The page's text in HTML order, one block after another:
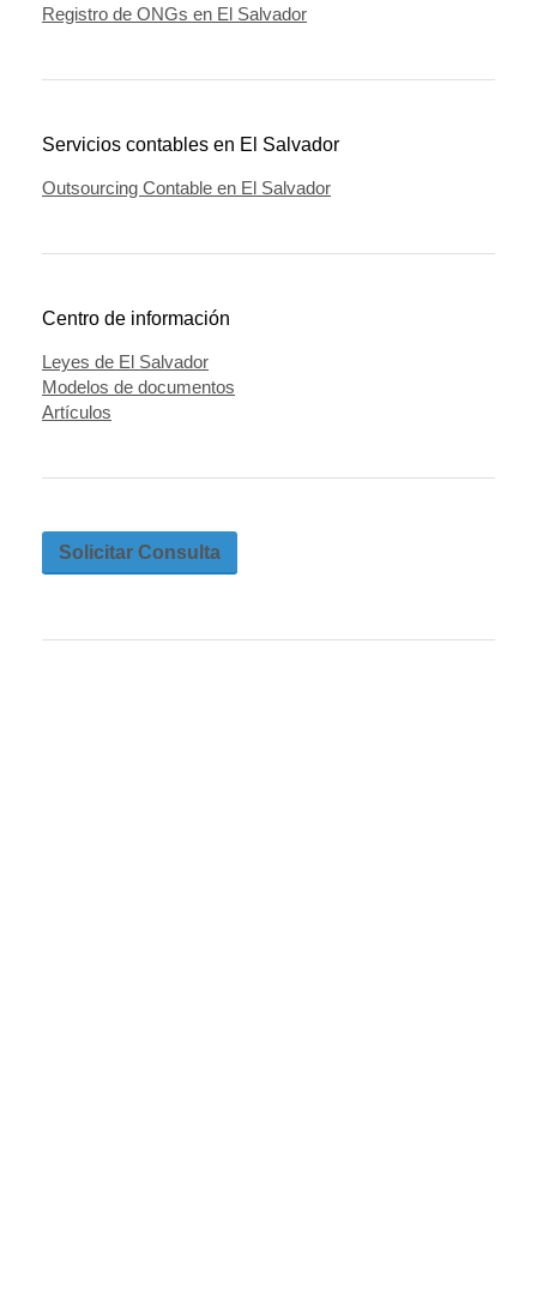
Registro de ONGs en El Salvador
Servicios contables en El Salvador
Outsourcing Contable en El Salvador
Centro de información
Leyes de El Salvador
Modelos de documentos
Artículos
Solicitar Consulta